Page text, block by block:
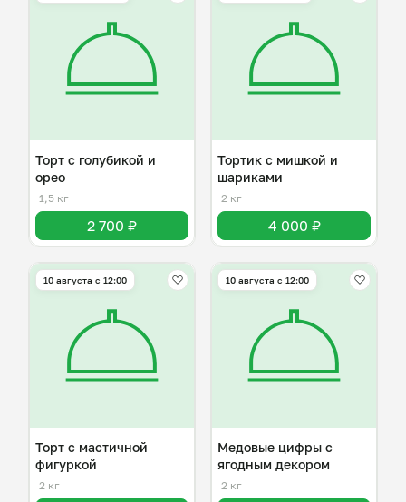
Торт с голубикой и
орео
1,5 кг
2 700 ₽
Тортик с мишкой и
шариками
2 кг
4 000 ₽
10 августа с 12:00
Торт с мастичной
фигуркой
2 кг
10 августа с 12:00
Медовые цифры с
ягодным декором
2 кг